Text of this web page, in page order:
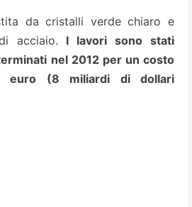
da cristalli verde chiaro e
acciaio. I lavori sono stati
nel 2012 per un costo
euro (8 miliardi di dollari